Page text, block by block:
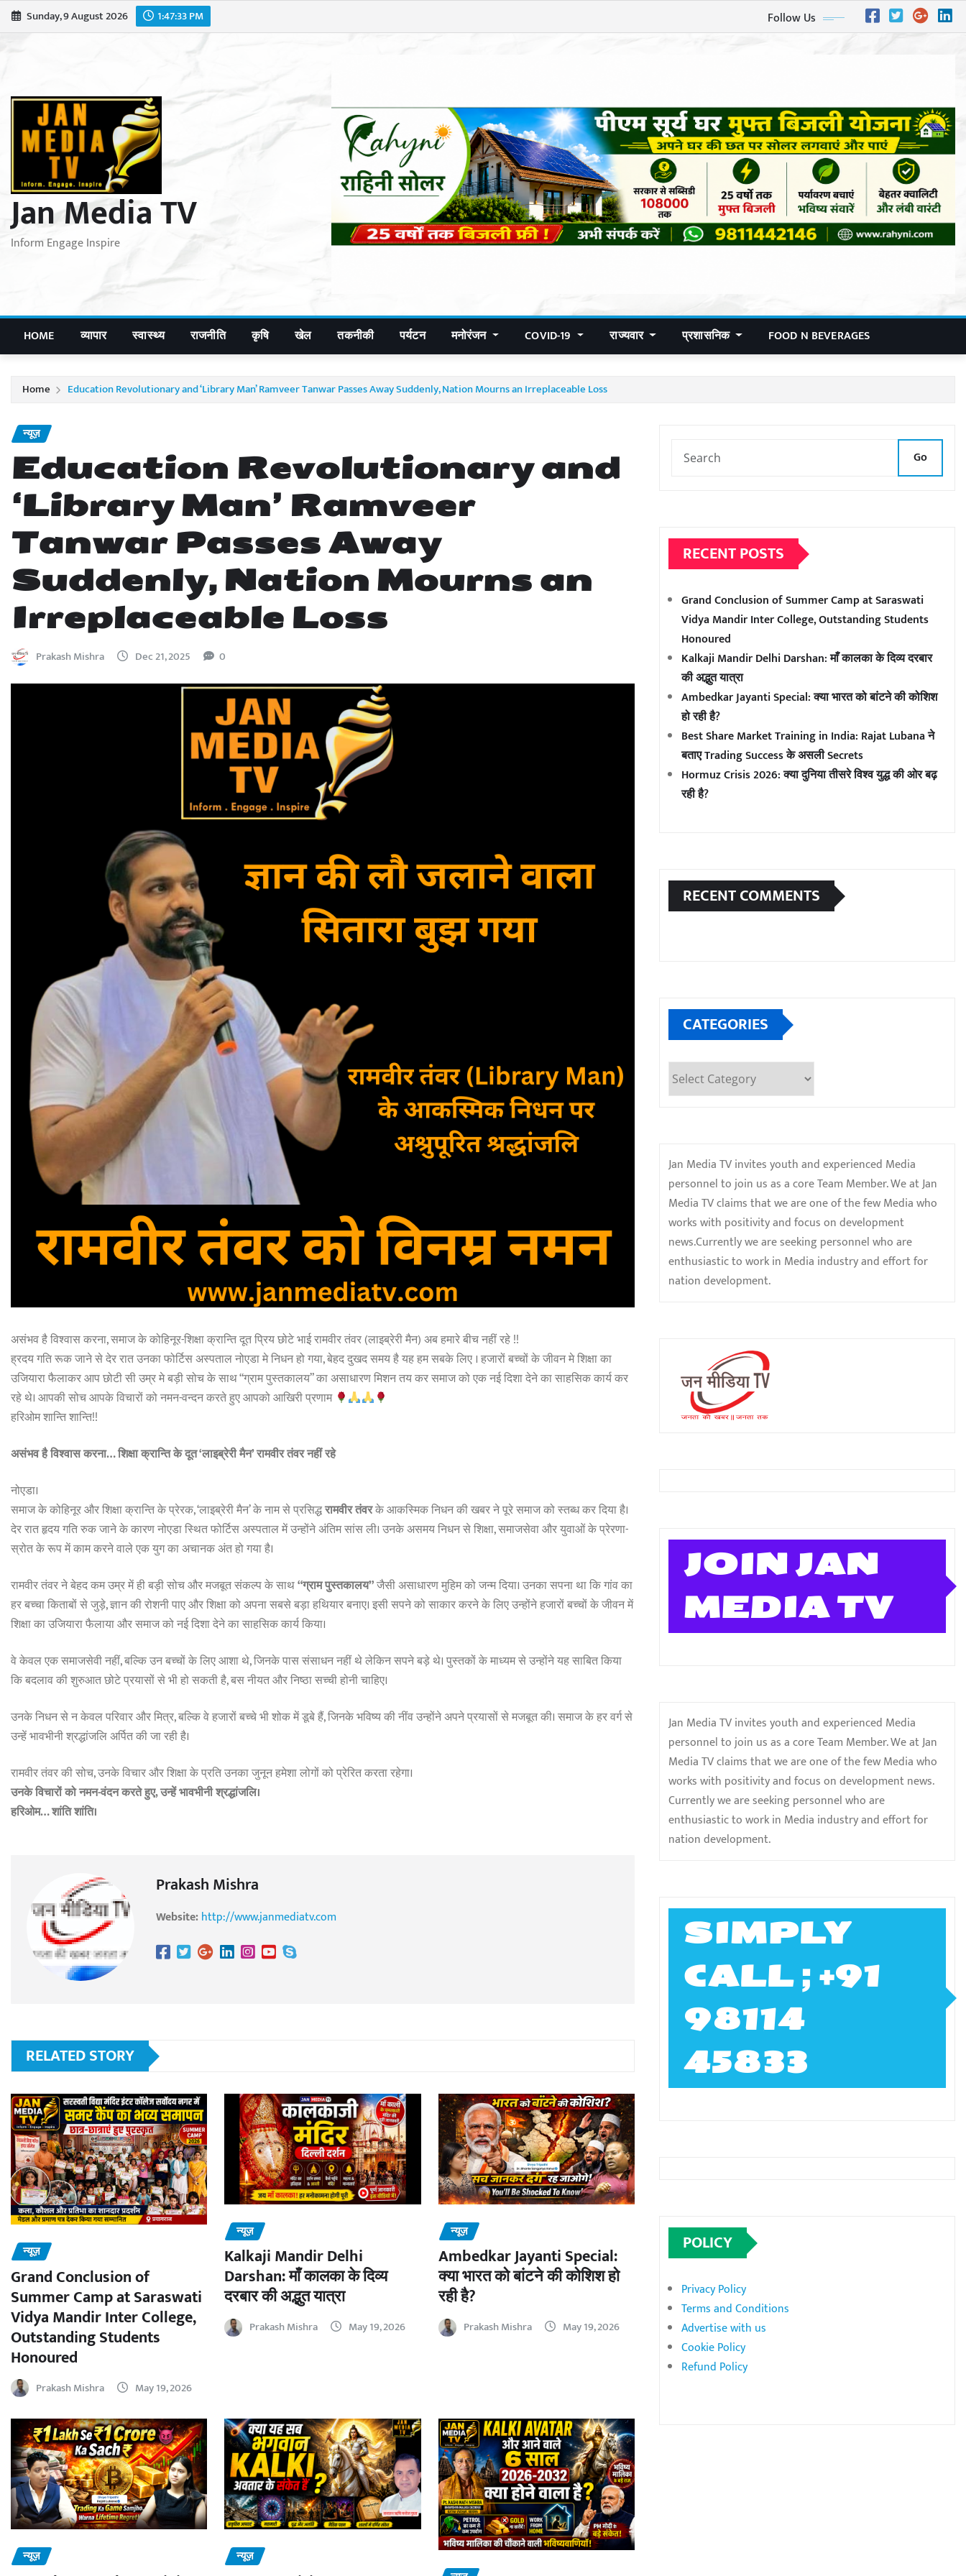
Skip
to
Sunday, 9 August 2026 1:47:35 PM Follow Us
Jan Media TV
Inform Engage Inspire
HOME व्यापार स्वास्थ्य राजनीति कृषि खेल तकनीकी पर्यटन मनोरंजन COVID-19 राज्यवार प्रशासनिक FOOD N BEVERAGES
Home Education Revolutionary and ‘Library Man’ Ramveer Tanwar Passes Away Suddenly, Nation Mourns an Irreplaceable Loss
न्यूज़
Education Revolutionary and
‘Library Man’ Ramveer
Tanwar Passes Away
Suddenly, Nation Mourns an
Irreplaceable Loss
Prakash Mishra Dec 21, 2025 0
असंभव है विश्वास करना, समाज के कोहिनूर-शिक्षा क्रान्ति दूत प्रिय छोटे भाई रामवीर तंवर (लाइब्रेरी मैन) अब हमारे बीच नहीं रहे !!
ह्रदय गति रूक जाने से देर रात उनका फोर्टिस अस्पताल नोएडा मे निधन हो गया, बेहद दुखद समय है यह हम सबके लिए । हजारों बच्चों के जीवन मे शिक्षा का
उजियारा फैलाकर आप छोटी सी उम्र मे बड़ी सोच के साथ “ग्राम पुस्तकालय” का असाधारण मिशन तय कर समाज को एक नई दिशा देने का साहसिक कार्य कर
रहे थे। आपकी सोच आपके विचारों को नमन-वन्दन करते हुए आपको आखिरी प्रणाम
हरिओम शान्ति शान्ति!!
असंभव है विश्वास करना… शिक्षा क्रान्ति के दूत ‘लाइब्रेरी मैन’ रामवीर तंवर नहीं रहे
नोएडा।
समाज के कोहिनूर और शिक्षा क्रान्ति के प्रेरक, ‘लाइब्रेरी मैन’ के नाम से प्रसिद्धरामवीर तंवरके आकस्मिक निधन की खबर ने पूरे समाज को स्तब्ध कर दिया है।
देर रात हृदय गति रुक जाने के कारण नोएडा स्थित फोर्टिस अस्पताल में उन्होंने अंतिम सांस ली। उनके असमय निधन से शिक्षा, समाजसेवा और युवाओं के प्रेरणा-
स्रोत के रूप में काम करने वाले एक युग का अचानक अंत हो गया है।
रामवीर तंवर ने बेहद कम उम्र में ही बड़ी सोच और मजबूत संकल्प के साथ“ग्राम पुस्तकालय”जैसी असाधारण मुहिम को जन्म दिया। उनका सपना था कि गांव का
हर बच्चा किताबों से जुड़े, ज्ञान की रोशनी पाए और शिक्षा को अपना सबसे बड़ा हथियार बनाए। इसी सपने को साकार करने के लिए उन्होंने हजारों बच्चों के जीवन में
शिक्षा का उजियारा फैलाया और समाज को नई दिशा देने का साहसिक कार्य किया।
वे केवल एक समाजसेवी नहीं, बल्कि उन बच्चों के लिए आशा थे, जिनके पास संसाधन नहीं थे लेकिन सपने बड़े थे। पुस्तकों के माध्यम से उन्होंने यह साबित किया
कि बदलाव की शुरुआत छोटे प्रयासों से भी हो सकती है, बस नीयत और निष्ठा सच्ची होनी चाहिए।
उनके निधन से न केवल परिवार और मित्र, बल्कि वे हजारों बच्चे भी शोक में डूबे हैं, जिनके भविष्य की नींव उन्होंने अपने प्रयासों से मजबूत की। समाज के हर वर्ग से
उन्हें भावभीनी श्रद्धांजलि अर्पित की जा रही है।
रामवीर तंवर की सोच, उनके विचार और शिक्षा के प्रति उनका जुनून हमेशा लोगों को प्रेरित करता रहेगा।
उनके विचारों को नमन-वंदन करते हुए, उन्हें भावभीनी श्रद्धांजलि।
हरिओम… शांति शांति।
Prakash Mishra
Website:http://www.janmediatv.com
RELATED STORY
न्यूज़
Grand Conclusion of
Summer Camp at Saraswati
Vidya Mandir Inter College,
Outstanding Students
Honoured
Prakash Mishra May 19, 2026
न्यूज़
Kalkaji Mandir Delhi
Darshan: माँ कालका के दिव्य
दरबार की अद्भुत यात्रा
Prakash Mishra May 19, 2026
न्यूज़
Ambedkar Jayanti Special:
क्या भारत को बांटने की कोशिश हो
रही है?
Prakash Mishra May 19, 2026
न्यूज़ न्यूज़
Go
RECENT POSTS
Grand Conclusion of Summer Camp at Saraswati
Vidya Mandir Inter College, Outstanding Students
Honoured
Kalkaji Mandir Delhi Darshan: माँ कालका के दिव्य दरबार
की अद्भुत यात्रा
Ambedkar Jayanti Special: क्या भारत को बांटने की कोशिश
हो रही है?
Best Share Market Training in India: Rajat Lubana ने
बताए Trading Success के असली Secrets
Hormuz Crisis 2026: क्या दुनिया तीसरे विश्व युद्ध की ओर बढ़
रही है?
RECENT COMMENTS
CATEGORIES
Categories
Jan Media TV invites youth and experienced Media
personnel to join us as a core Team Member. We at Jan
Media TV claims that we are one of the few Media who
works with positivity and focus on development
news.Currently we are seeking personnel who are
enthusiastic to work in Media industry and effort for
nation development.
JOIN JAN
MEDIA TV
Jan Media TV invites youth and experienced Media
personnel to join us as a core Team Member. We at Jan
Media TV claims that we are one of the few Media who
works with positivity and focus on development news.
Currently we are seeking personnel who are
enthusiastic to work in Media industry and effort for
nation development.
SIMPLY
CALL ; +91
98114
45833
POLICY
Privacy Policy
Terms and Conditions
Advertise with us
Cookie Policy
Refund Policy